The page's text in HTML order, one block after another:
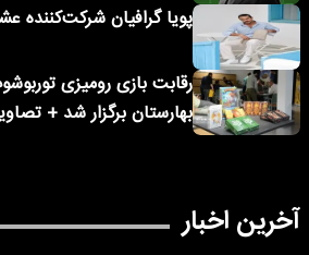
پویا گرافیان شرکت‌کننده عشق
رقابت بازی رومیزی
بهارستان برگزار شد +
آخرین اخبار